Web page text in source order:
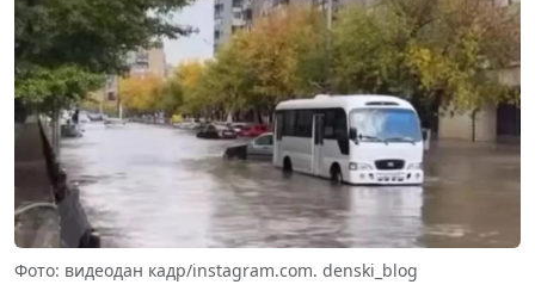
Фото: видеодан кадр/instagram.com. denski_blog